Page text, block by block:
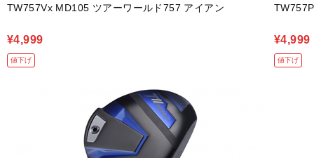
TW757Vx MD105 ツアーワールド757 アイアン
¥4,999
値下げ
¥4,999
値下げ